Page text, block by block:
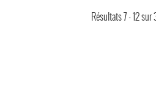
Résultats 7 - 12 sur